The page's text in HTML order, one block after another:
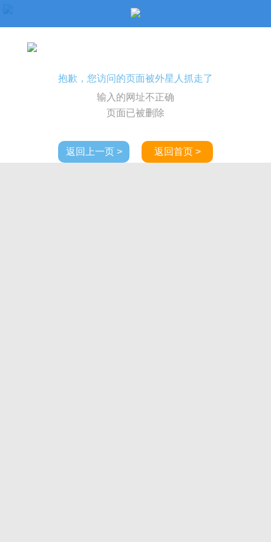
抱歉，您访问的页面被外星人抓走了
输入的网址不正确
页面已被删除
返回上一页 > 返回首页 >